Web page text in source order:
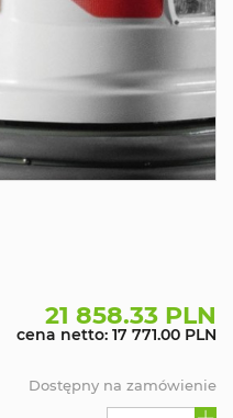
21 858.33 PLN
cena netto: 17 771.00 PLN
Dostępny na zamówienie